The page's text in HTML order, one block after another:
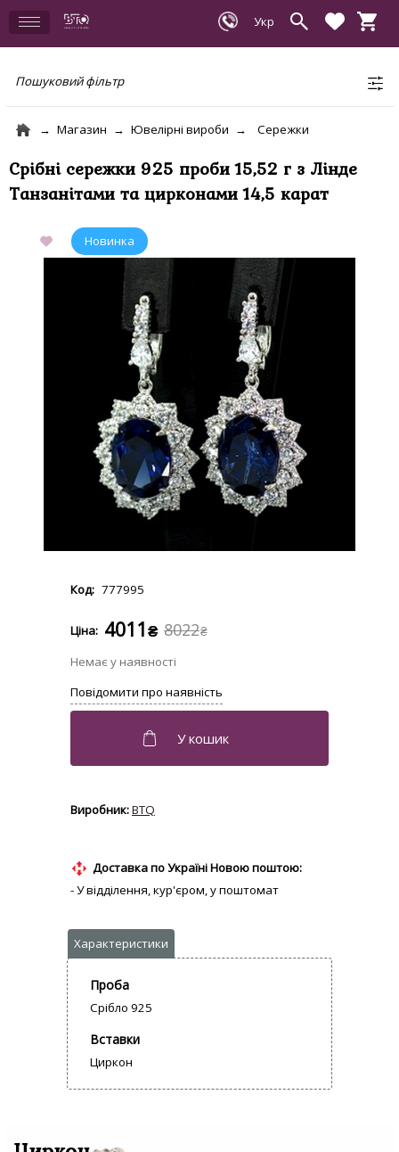
Пошуковий фільтр
Магазин Ювелірні вироби Сережки
Срібні сережки 925 проби 15,52 г з Лінде
Танзанітами та цирконами 14,5 карат
777995
8022₴
4011₴
BTQ
Доставка по Україні Новою поштою:
- У відділення, кур'єром, у поштомат
Проба
Срібло 925
Вставки
Циркон